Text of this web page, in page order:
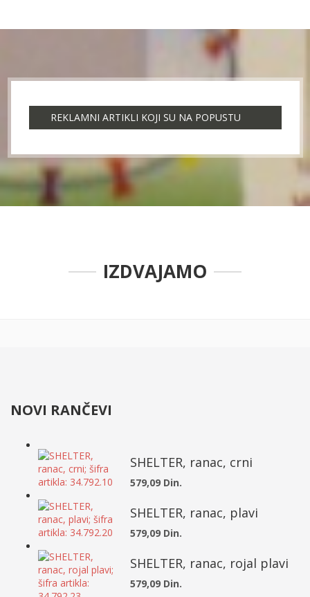
REKLAMNI ARTIKLI KOJI SU NA POPUSTU
IZDVAJAMO
NOVI RANČEVI
SHELTER, ranac, crni
579,09 Din.
SHELTER, ranac, plavi
579,09 Din.
SHELTER, ranac, rojal plavi
579,09 Din.